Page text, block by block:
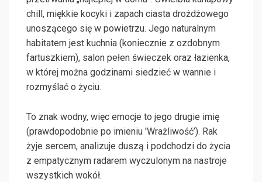
chill, miękkie kocyki i zapach ciasta drożdżowego
unoszącego się w powietrzu. Jego naturalnym
habitatem jest kuchnia (koniecznie z ozdobnym
fartuszkiem), salon pełen świeczek oraz łazienka,
w której można godzinami siedzieć w wannie i
rozmyślać o życiu.
To znak wodny, więc emocje to jego drugie imię
(prawdopodobnie po imieniu 'Wrażliwość’). Rak
żyje sercem, analizuje duszą i podchodzi do życia
z empatycznym radarem wyczulonym na nastroje
wszystkich wokół.